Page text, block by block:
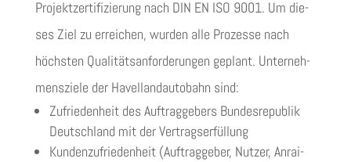
Pro­jekt­zer­ti­fi­zie­rung nach DIN EN ISO 9001. Um die­
ses Ziel zu errei­chen, wur­den alle Pro­zesse nach
höchs­ten Qua­li­täts­an­for­de­run­gen geplant. Unter­neh­
mens­ziele der Havel­land­au­to­bahn sind:
Zufrie­den­heit des Auf­trag­ge­bers Bun­des­re­pu­blik
Deutsch­land mit der Vertragserfüllung
Kun­den­zu­frie­den­heit (Auf­trag­ge­ber, Nut­zer, Anrai­